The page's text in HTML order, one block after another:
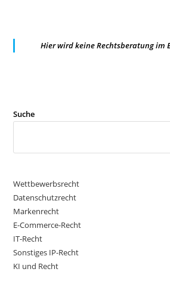
Hier wird keine Rechtsberatung im
Suche
Wettbewerbsrecht
Datenschutzrecht
Markenrecht
E-Commerce-Recht
IT-Recht
Sonstiges IP-Recht
KI und Recht